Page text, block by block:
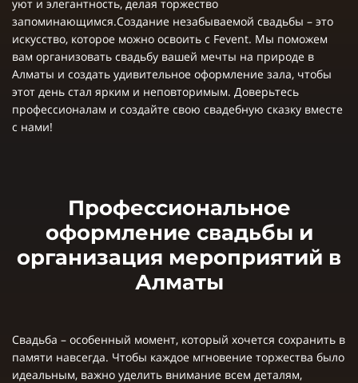
уют и элегантность, делая торжество
запоминающимся.Создание незабываемой свадьбы – это
искусство, которое можно освоить с Fevent. Мы поможем
вам организовать свадьбу вашей мечты на природе в
Алматы и создать удивительное оформление зала, чтобы
этот день стал ярким и неповторимым. Доверьтесь
профессионалам и создайте свою свадебную сказку вместе
с нами!
Профессиональное
оформление свадьбы и
организация мероприятий в
Алматы
Свадьба – особенный момент, который хочется сохранить в
памяти навсегда. Чтобы каждое мгновение торжества было
идеальным, важно уделить внимание всем деталям,